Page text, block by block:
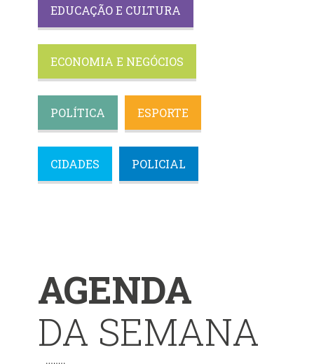
CIDADES POLICIAL
POLÍTICA ESPORTE
ECONOMIA E NEGÓCIOS
EDUCAÇÃO E CULTURA
AGENDA
DA SEMANA